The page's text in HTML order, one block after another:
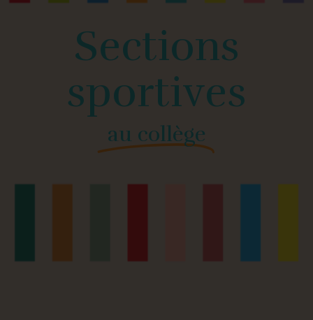
Sections
sportives
au collège